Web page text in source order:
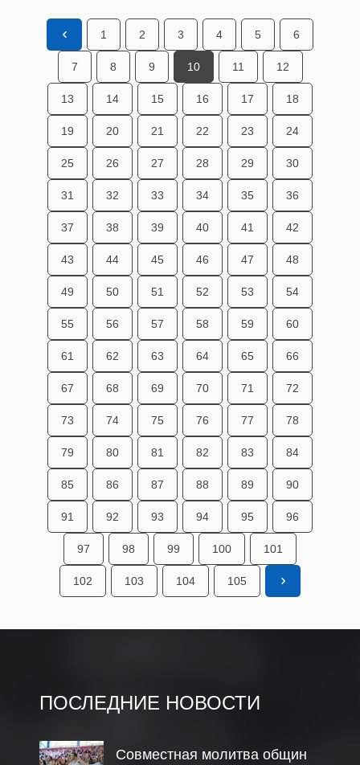
1 2 3 4 5 6
7 8 9 10 11 12
13 14 15 16 17 18
19 20 21 22 23 24
25 26 27 28 29 30
31 32 33 34 35 36
37 38 39 40 41 42
43 44 45 46 47 48
49 50 51 52 53 54
55 56 57 58 59 60
61 62 63 64 65 66
67 68 69 70 71 72
73 74 75 76 77 78
79 80 81 82 83 84
85 86 87 88 89 90
91 92 93 94 95 96
97 98 99 100 101
102 103 104 105
ПОСЛЕДНИЕ НОВОСТИ
Совместная молитва общин